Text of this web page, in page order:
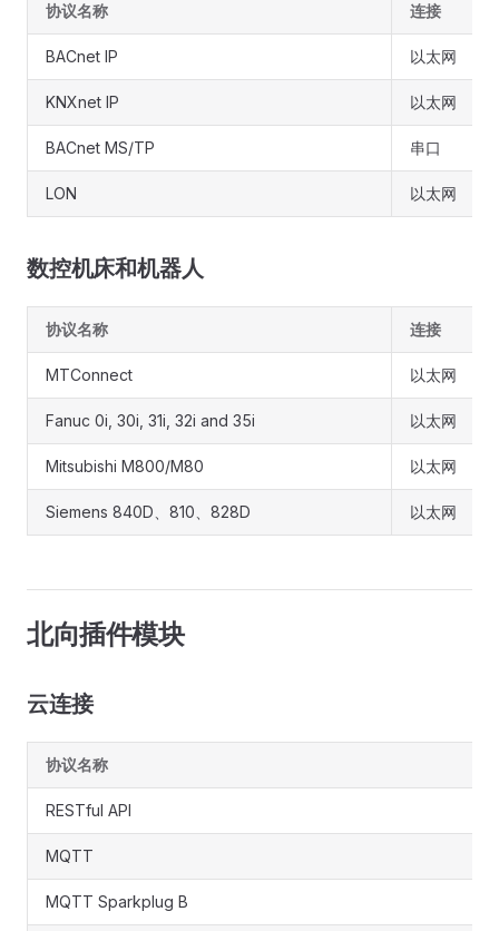
协议名称 连接
BACnet IP 以太网
KNXnet IP 以太网
BACnet MS/TP 串口
LON 以太网
数控机床和机器人
协议名称 连接
MTConnect 以太网
Fanuc 0i, 30i, 31i, 32i and 35i 以太网
Mitsubishi M800/M80 以太网
Siemens 840D、810、828D 以太网
北向插件模块
云连接
协议名称
RESTful API
MQTT
MQTT Sparkplug B